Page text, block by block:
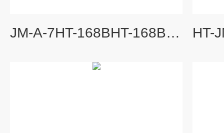
JM-A-7HT-168BHT-168B供应JM-A-7智能振动监测保护仪